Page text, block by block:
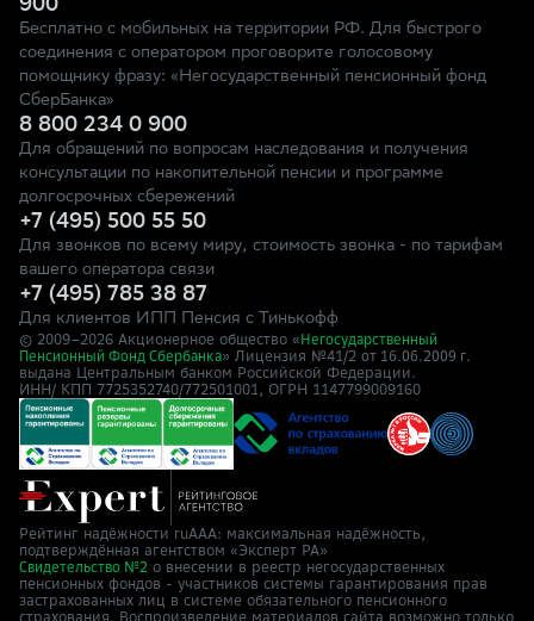
900
Бесплатно с мобильных на территории РФ. Для быстрого
соединения с оператором проговорите голосовому
помощнику фразу: «Негосударственный пенсионный фонд
СберБанка»
8 800 234 0 900
Для обращений по вопросам наследования и получения
консультации по накопительной пенсии и программе
долгосрочных сбережений
+7 (495) 500 55 50
Для звонков по всему миру, стоимость звонка - по тарифам
вашего оператора связи
+7 (495) 785 38 87
Для клиентов ИПП Пенсия с Тинькофф
© 2009–2026 Акционерное общество « Негосударственный
Пенсионный Фонд Сбербанка» Лицензия №41/2 от 16.06.2009 г.
выдана Центральным банком Российской Федерации.
ИНН/ КПП 7725352740/772501001, ОГРН 1147799009160
Рейтинг надёжности ruAAA: максимальная надёжность,
подтверждённая агентством «Эксперт РА»
Свидетельство №2 о внесении в реестр негосударственных
пенсионных фондов - участников системы гарантирования прав
застрахованных лиц в системе обязательного пенсионного
страхования. Воспроизведение материалов сайта возможно только